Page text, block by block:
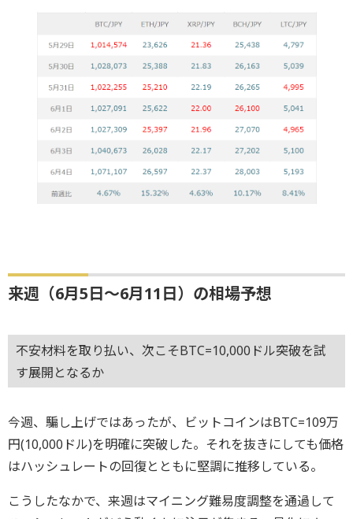
来週（6月5日～6月11日）の相場予想
不安材料を取り払い、次こそBTC=10,000ドル突破を試
す展開となるか
今週、騙し上げではあったが、ビットコインはBTC=109万
円(10,000ドル)を明確に突破した。それを抜きにしても価格
はハッシュレートの回復とともに堅調に推移している。
こうしたなかで、来週はマイニング難易度調整を通過して